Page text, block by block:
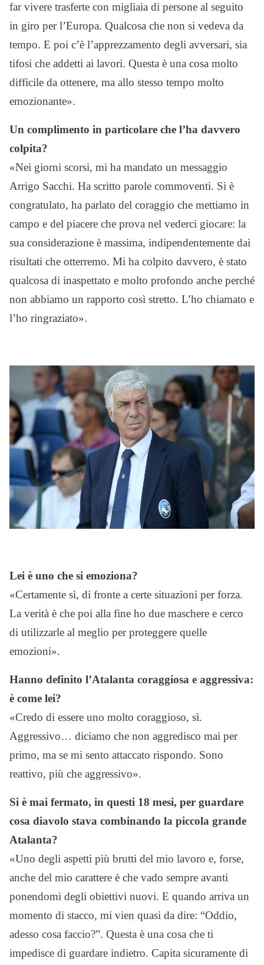
far vivere trasferte con migliaia di persone al seguito
in giro per l’Europa. Qualcosa che non si vedeva da
tempo. E poi c’è l’apprezzamento degli avversari, sia
tifosi che addetti ai lavori. Questa è una cosa molto
difficile da ottenere, ma allo stesso tempo molto
emozionante».
Un complimento in particolare che l’ha davvero
colpita?
«Nei giorni scorsi, mi ha mandato un messaggio
Arrigo Sacchi. Ha scritto parole commoventi. Si è
congratulato, ha parlato del coraggio che mettiamo in
campo e del piacere che prova nel vederci giocare: la
sua considerazione è massima, indipendentemente dai
risultati che otterremo. Mi ha colpito davvero, è stato
qualcosa di inaspettato e molto profondo anche perché
non abbiamo un rapporto così stretto. L’ho chiamato e
l’ho ringraziato».
Lei è uno che si emoziona?
«Certamente sì, di fronte a certe situazioni per forza.
La verità è che poi alla fine ho due maschere e cerco
di utilizzarle al meglio per proteggere quelle
emozioni».
Hanno definito l’Atalanta coraggiosa e aggressiva:
è come lei?
«Credo di essere uno molto coraggioso, sì.
Aggressivo… diciamo che non aggredisco mai per
primo, ma se mi sento attaccato rispondo. Sono
reattivo, più che aggressivo».
Si è mai fermato, in questi 18 mesi, per guardare
cosa diavolo stava combinando la piccola grande
Atalanta?
«Uno degli aspetti più brutti del mio lavoro e, forse,
anche del mio carattere è che vado sempre avanti
ponendomi degli obiettivi nuovi. E quando arriva un
momento di stacco, mi vien quasi da dire: “Oddio,
adesso cosa faccio?”. Questa è una cosa che ti
impedisce di guardare indietro. Capita sicuramente di